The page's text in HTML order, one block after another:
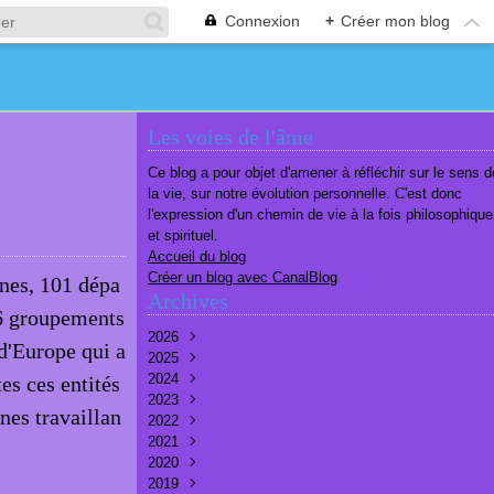
Connexion + Créer mon blog
101 dépa
groupements
qui a
ces entités
travaillan
Les voies de l'âme
Ce blog a pour objet d'amener à réfléchir sur le sens
la vie, sur notre évolution personnelle. C'est donc
l'expression d'un chemin de vie à la fois philosophique
et spirituel.
Accueil du blog
Créer un blog avec CanalBlog
Archives
2026
Août
Juillet
Juin
Mai(7)
Avril
Mars
Février
2025
Décembre
Novembre
Octobre
Septembre
Août
Juillet
2024
Décembre
Novembre
Octobre
Septembre
Août
2023
Décembre
Novembre
Octobre
Septembre
2022
Décembre
Septembre
Août
2021
Décembre
Novembre
2020
Décembre
2019